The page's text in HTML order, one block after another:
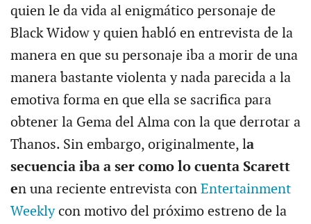
quien le da vida al enigmático personaje de
Black Widow y quien habló en entrevista de la
manera en que su personaje iba a morir de una
manera bastante violenta y nada parecida a la
emotiva forma en que ella se sacrifica para
obtener la Gema del Alma con la que derrotar a
Thanos. Sin embargo, originalmente, la
secuencia iba a ser como lo cuenta Scarett
en una reciente entrevista con Entertainment
Weeklycon motivo del próximo estreno de la